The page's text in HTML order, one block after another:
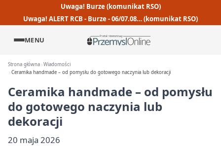
Uwaga! Burze (komunikat RSO)
Uwaga! ALERT RCB - Burze - 06/07.08… (komunikat RSO)
MENU
Strona główna Wiadomości
Ceramika handmade – od pomysłu do gotowego naczynia lub dekoracji
Ceramika handmade – od pomysłu
do gotowego naczynia lub
dekoracji
20 maja 2026